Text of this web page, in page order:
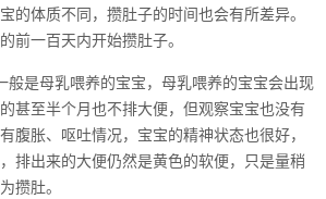
的体质不同，攒肚子的时间也会有所差异。
前一百天内开始攒肚子。
般是母乳喂养的宝宝，母乳喂养的宝宝会出现
甚至半个月也不排大便，但观察宝宝也没有
腹胀、呕吐情况，宝宝的精神状态也很好，
排出来的大便仍然是黄色的软便，只是量稍
攒肚。